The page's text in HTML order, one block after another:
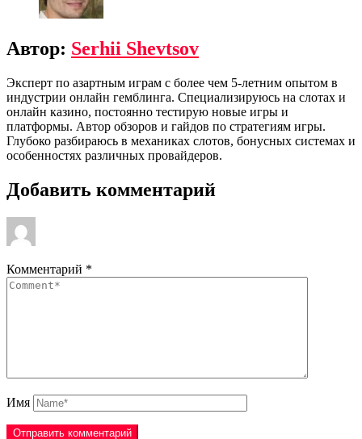
Автор: Serhii Shevtsov
Эксперт по азартным играм с более чем 5-летним опытом в
индустрии онлайн гемблинга. Специализируюсь на слотах и
онлайн казино, постоянно тестирую новые игры и
платформы. Автор обзоров и гайдов по стратегиям игры.
Глубоко разбираюсь в механиках слотов, бонусных системах и
особенностях различных провайдеров.
Добавить комментарий
Комментарий *
Имя